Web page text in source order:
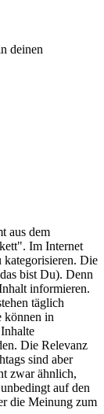
deinen
aus dem
Im Internet
kategorisieren. Die
bist Du). Denn
informieren.
täglich
können in
Die Relevanz
sind aber
zwar ähnlich,
auf den
die Meinung zum